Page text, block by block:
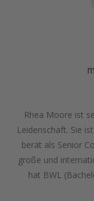
Rhea Moore ist
Leidenschaft. Sie
berät als Senior
große und
hat BWL